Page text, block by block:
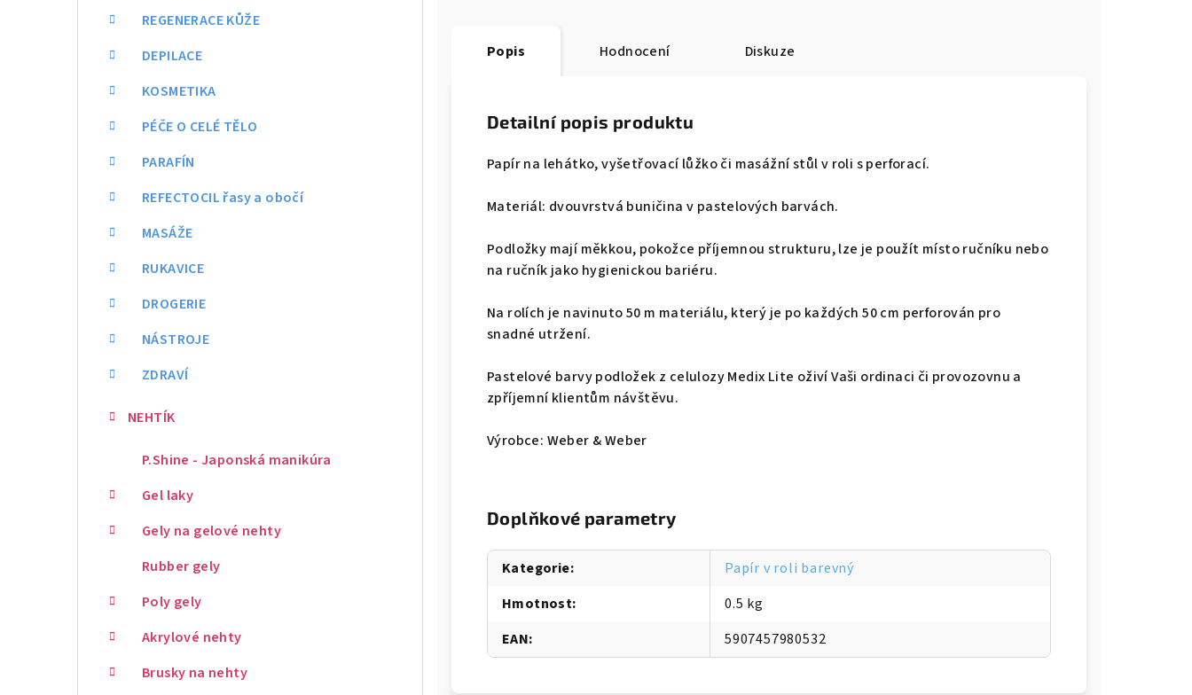
REGENERACE KŮŽE
DEPILACE
KOSMETIKA
PÉČE O CELÉ TĚLO
PARAFÍN
REFECTOCIL řasy a obočí
MASÁŽE
RUKAVICE
DROGERIE
NÁSTROJE
ZDRAVÍ
NEHTÍK
P.Shine - Japonská manikúra
Gel laky
Gely na gelové nehty
Rubber gely
Poly gely
Akrylové nehty
Brusky na nehty
Popis Hodnocení Diskuze
Detailní popis produktu
Papír na lehátko, vyšetřovací lůžko či masážní stůl v roli s perforací.
Materiál: dvouvrstvá buničina v pastelových barvách.
Podložky mají měkkou, pokožce příjemnou strukturu, lze je použít místo ručníku nebo
na ručník jako hygienickou bariéru.
Na rolích je navinuto 50 m materiálu, který je po každých 50 cm perforován pro
snadné utržení.
Pastelové barvy podložek z celulozy Medix Lite oživí Vaši ordinaci či provozovnu a
zpříjemní klientům návštěvu.
Výrobce: Weber & Weber
Doplňkové parametry
Kategorie:
Papír v roli barevný
Hmotnost:
0.5 kg
EAN: 5907457980532